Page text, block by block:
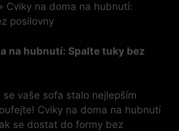
Cviky na doma na hubnutí:
posilovny
na hubnutí: Spalte tuky bez
vaše sofa stalo nejlepším
Cviky na doma na hubnutí
se dostat do formy bez